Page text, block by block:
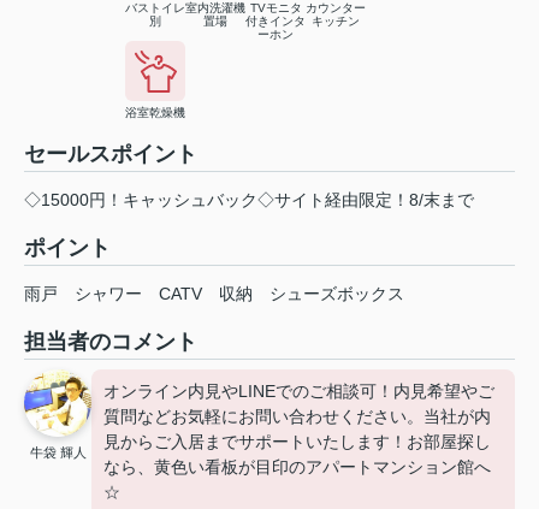
バストイレ
別
室内洗濯機
置場
TVモニタ
付きインタ
ーホン
カウンター
キッチン
浴室乾燥機
セールスポイント
◇15000円！キャッシュバック◇サイト経由限定！8/末まで
ポイント
雨戸 シャワー CATV 収納 シューズボックス
担当者のコメント
牛袋 輝人
オンライン内見やLINEでのご相談可！内見希望やご
質問などお気軽にお問い合わせください。当社が内
見からご入居までサポートいたします！お部屋探し
なら、黄色い看板が目印のアパートマンション館へ
☆